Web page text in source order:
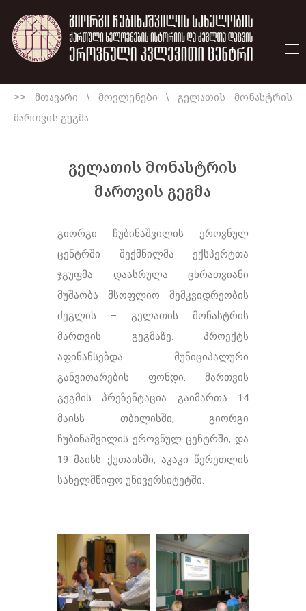
>> მთავარი \ მოვლენები \ გელათის მონასტრის
მართვის გეგმა
გელათის მონასტრის
მართვის გეგმა
გიორგი ჩუბინაშვილის ეროვნულ
ცენტრში შექმნილმა ექსპერტთა
ჯგუფმა დაასრულა ცხრათვიანი
მუშაობა მსოფლიო მემკვიდრეობის
ძეგლის – გელათის მონასტრის
მართვის გეგმაზე. პროექტს
აფინანსებდა მუნიციპალური
განვითარების ფონდი. მართვის
გეგმის პრეზენტაცია გაიმართა 14
მაისს თბილისში, გიორგი
ჩუბინაშვილის ეროვნულ ცენტრში, და
19 მაისს ქუთაისში, აკაკი წერეთლის
სახელმწიფო უნივერსიტეტში.